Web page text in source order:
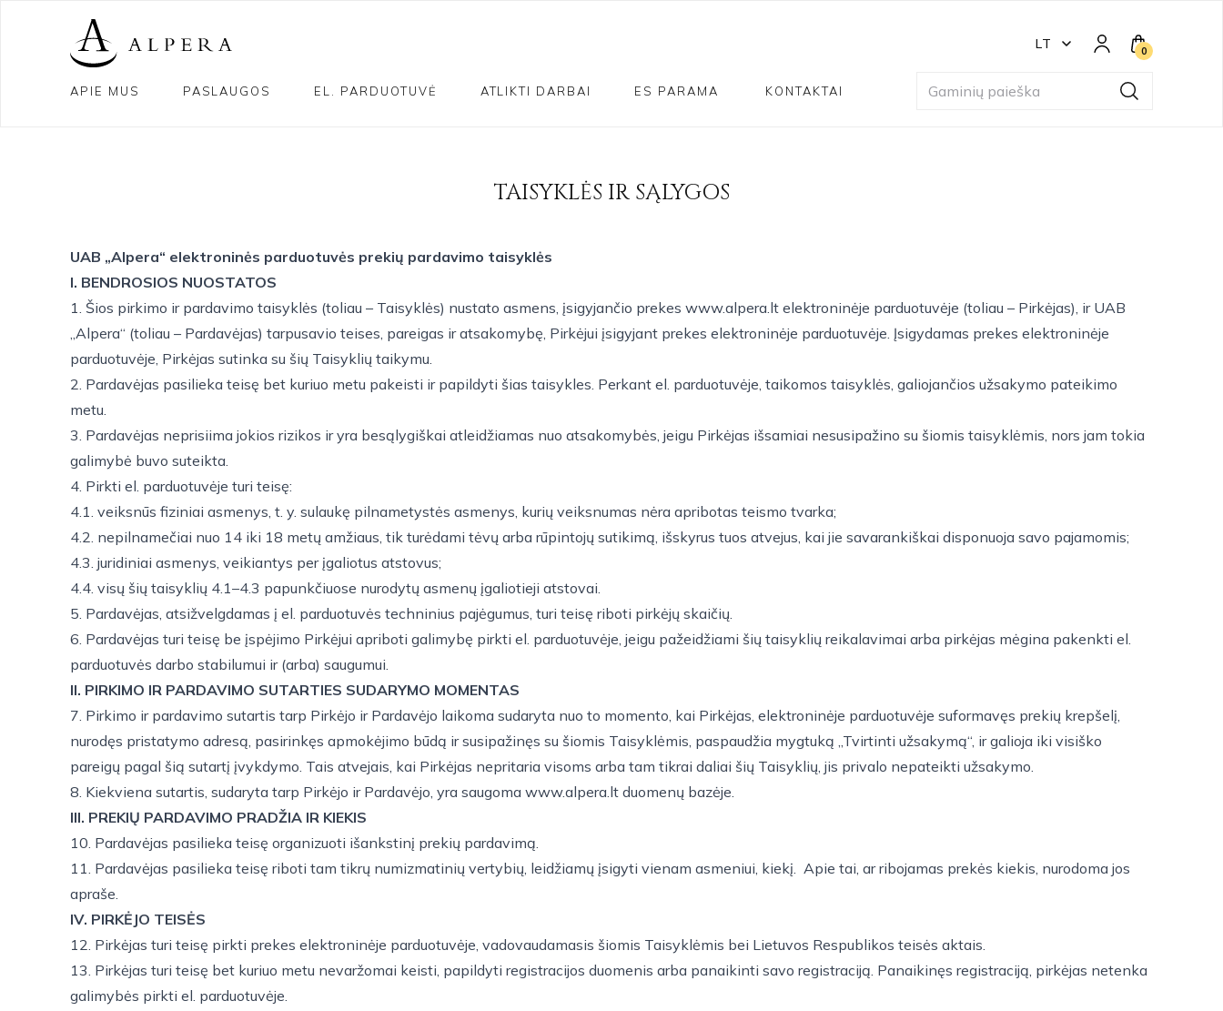
LT 0
APIE MUS PASLAUGOS EL. PARDUOTUVĖ ATLIKTI DARBAI ES PARAMA KONTAKTAI
TAISYKLĖS IR SĄLYGOS
UAB „Alpera“ elektroninės parduotuvės prekių pardavimo taisyklės
I. BENDROSIOS NUOSTATOS
1. Šios pirkimo ir pardavimo taisyklės (toliau – Taisyklės) nustato asmens, įsigyjančio prekes www.alpera.lt elektroninėje parduotuvėje (toliau – Pirkėjas), ir UAB
„Alpera“ (toliau – Pardavėjas) tarpusavio teises, pareigas ir atsakomybę, Pirkėjui įsigyjant prekes elektroninėje parduotuvėje. Įsigydamas prekes elektroninėje
parduotuvėje, Pirkėjas sutinka su šių Taisyklių taikymu.
2. Pardavėjas pasilieka teisę bet kuriuo metu pakeisti ir papildyti šias taisykles. Perkant el. parduotuvėje, taikomos taisyklės, galiojančios užsakymo pateikimo
metu.
3. Pardavėjas neprisiima jokios rizikos ir yra besąlygiškai atleidžiamas nuo atsakomybės, jeigu Pirkėjas išsamiai nesusipažino su šiomis taisyklėmis, nors jam tokia
galimybė buvo suteikta.
4. Pirkti el. parduotuvėje turi teisę:
4.1. veiksnūs fiziniai asmenys, t. y. sulaukę pilnametystės asmenys, kurių veiksnumas nėra apribotas teismo tvarka;
4.2. nepilnamečiai nuo 14 iki 18 metų amžiaus, tik turėdami tėvų arba rūpintojų sutikimą, išskyrus tuos atvejus, kai jie savarankiškai disponuoja savo pajamomis;
4.3. juridiniai asmenys, veikiantys per įgaliotus atstovus;
4.4. visų šių taisyklių 4.1–4.3 papunkčiuose nurodytų asmenų įgaliotieji atstovai.
5. Pardavėjas, atsižvelgdamas į el. parduotuvės techninius pajėgumus, turi teisę riboti pirkėjų skaičių.
6. Pardavėjas turi teisę be įspėjimo Pirkėjui apriboti galimybę pirkti el. parduotuvėje, jeigu pažeidžiami šių taisyklių reikalavimai arba pirkėjas mėgina pakenkti el.
parduotuvės darbo stabilumui ir (arba) saugumui.
II. PIRKIMO IR PARDAVIMO SUTARTIES SUDARYMO MOMENTAS
7. Pirkimo ir pardavimo sutartis tarp Pirkėjo ir Pardavėjo laikoma sudaryta nuo to momento, kai Pirkėjas, elektroninėje parduotuvėje suformavęs prekių krepšelį,
nurodęs pristatymo adresą, pasirinkęs apmokėjimo būdą ir susipažinęs su šiomis Taisyklėmis, paspaudžia mygtuką „Tvirtinti užsakymą“, ir galioja iki visiško
pareigų pagal šią sutartį įvykdymo. Tais atvejais, kai Pirkėjas nepritaria visoms arba tam tikrai daliai šių Taisyklių, jis privalo nepateikti užsakymo.
8. Kiekviena sutartis, sudaryta tarp Pirkėjo ir Pardavėjo, yra saugoma www.alpera.lt duomenų bazėje.
III. PREKIŲ PARDAVIMO PRADŽIA IR KIEKIS
10. Pardavėjas pasilieka teisę organizuoti išankstinį prekių pardavimą.
11. Pardavėjas pasilieka teisę riboti tam tikrų numizmatinių vertybių, leidžiamų įsigyti vienam asmeniui, kiekį. Apie tai, ar ribojamas prekės kiekis, nurodoma jos
apraše.
IV. PIRKĖJO TEISĖS
12. Pirkėjas turi teisę pirkti prekes elektroninėje parduotuvėje, vadovaudamasis šiomis Taisyklėmis bei Lietuvos Respublikos teisės aktais.
13. Pirkėjas turi teisę bet kuriuo metu nevaržomai keisti, papildyti registracijos duomenis arba panaikinti savo registraciją. Panaikinęs registraciją, pirkėjas netenka
galimybės pirkti el. parduotuvėje.